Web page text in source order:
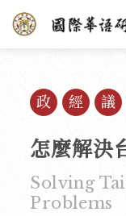
政經
怎麼解決
Solving
Problems